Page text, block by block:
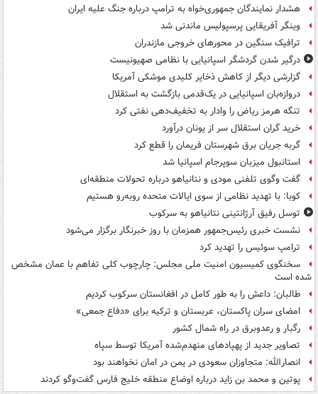
هشدار نمایندگان جمهوری‌خواه به ترامپ درباره جنگ علیه ایران
وینگر آفریقایی پرسپولیس ماندنی شد
ترافیک سنگین در محورهای خروجی مازندران
درگیر شدن گردشگر اسپانیایی با نظامی صهیونیست
گزارشی دیگر از کاهش ذخایر کلیدی موشکی آمریکا
دروازه‌بان اسپانیایی در یک‌قدمی بازگشت به استقلال
تنگه هرمز ریاض را وادار به تخفیف‌دهی نفتی کرد
خرید گران استقلال سر از یونان درآورد
گربه جریان برق شهرستان فریمان را قطع کرد
استانبول میزبان سوپرجام اسپانیا شد
گفت وگوی تلفنی مودی و نتانیاهو درباره تحولات منطقه‌ای
کوبا: با تهدید نظامی از سوی ایالات متحده روبه‌رو هستیم
توسل رفیق آرژانتینی نتانیاهو به سرکوب
نشست خبری رئیس‌جمهور همزمان با روز خبرنگار برگزار می‌شود
ترامپ سوئیس را تهدید کرد
سخنگوی کمیسیون امنیت ملی مجلس: چارچوب کلی تفاهم با عمان مشخص
شده است
طالبان: داعش را به طور کامل در افغانستان سرکوب کردیم
امضای سران پاکستان، عربستان و ترکیه برای «دفاع جمعی»
رگبار و رعدوبرق در راه شمال کشور
تصاویر جدید از پهپادهای منهدم‌شده آمریکا توسط سپاه
انصارالله: متجاوزان سعودی در یمن در امان نخواهند بود
پوتین و محمد بن زاید درباره اوضاع منطقه خلیج فارس گفت‌وگو کردند